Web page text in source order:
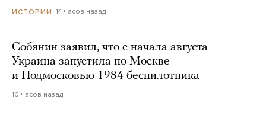
ИСТОРИИ 14 часов назад
Собянин заявил, что с начала августа
Украина запустила по Москве
и Подмосковью 1984 беспилотника
10 часов назад